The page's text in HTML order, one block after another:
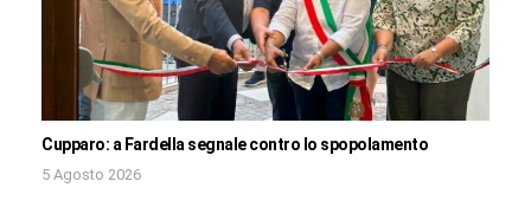
Cupparo: a Fardella segnale contro lo spopolamento
5 Agosto 2026